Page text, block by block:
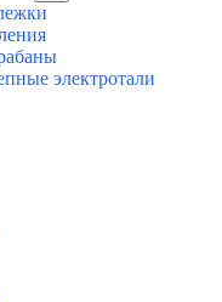
электротали